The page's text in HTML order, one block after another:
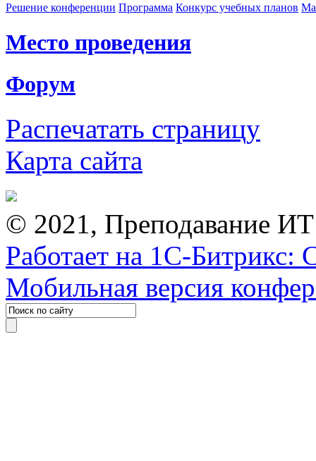
Решение конференции Программа Конкурс учебных планов
Место проведения
Форум
Распечатать страницу
Карта сайта
© 2021, Преподавание
Работает на 1С-Битрикс:
Мобильная версия